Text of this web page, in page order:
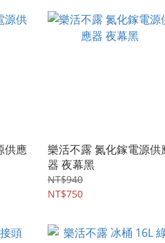
供應
樂活不露 氮化鎵電源供
器 夜幕黑
NT$940
NT$750